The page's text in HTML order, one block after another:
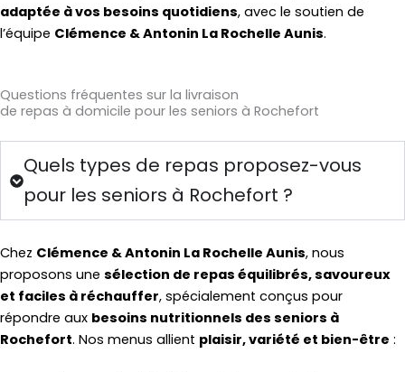
adaptée à vos besoins quotidiens, avec le soutien de
l’équipe Clémence & Antonin La Rochelle Aunis.
Questions fréquentes sur la livraison
de repas à domicile pour les seniors à Rochefort
Quels types de repas proposez-vous
pour les seniors à Rochefort ?
Chez Clémence & Antonin La Rochelle Aunis, nous
proposons une sélection de repas équilibrés, savoureux
et faciles à réchauffer, spécialement conçus pour
répondre aux besoins nutritionnels des seniors à
Rochefort. Nos menus allient plaisir, variété et bien-être :